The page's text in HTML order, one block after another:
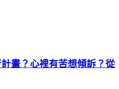
畫？心裡有苦想傾訴？從